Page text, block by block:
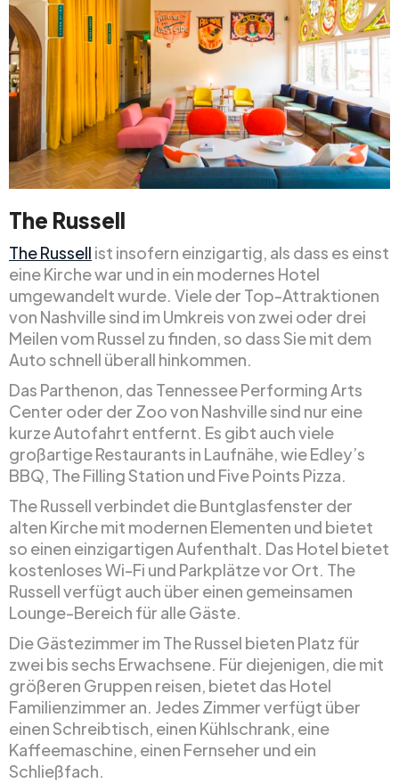
The Russell
The Russell ist insofern einzigartig, als dass es einst
eine Kirche war und in ein modernes Hotel
umgewandelt wurde. Viele der Top-Attraktionen
von Nashville sind im Umkreis von zwei oder drei
Meilen vom Russel zu finden, so dass Sie mit dem
Auto schnell überall hinkommen.
Das Parthenon, das Tennessee Performing Arts
Center oder der Zoo von Nashville sind nur eine
kurze Autofahrt entfernt. Es gibt auch viele
großartige Restaurants in Laufnähe, wie Edley’s
BBQ, The Filling Station und Five Points Pizza.
The Russell verbindet die Buntglasfenster der
alten Kirche mit modernen Elementen und bietet
so einen einzigartigen Aufenthalt. Das Hotel bietet
kostenloses Wi-Fi und Parkplätze vor Ort. The
Russell verfügt auch über einen gemeinsamen
Lounge-Bereich für alle Gäste.
Die Gästezimmer im The Russel bieten Platz für
zwei bis sechs Erwachsene. Für diejenigen, die mit
größeren Gruppen reisen, bietet das Hotel
Familienzimmer an. Jedes Zimmer verfügt über
einen Schreibtisch, einen Kühlschrank, eine
Kaffeemaschine, einen Fernseher und ein
Schließfach.